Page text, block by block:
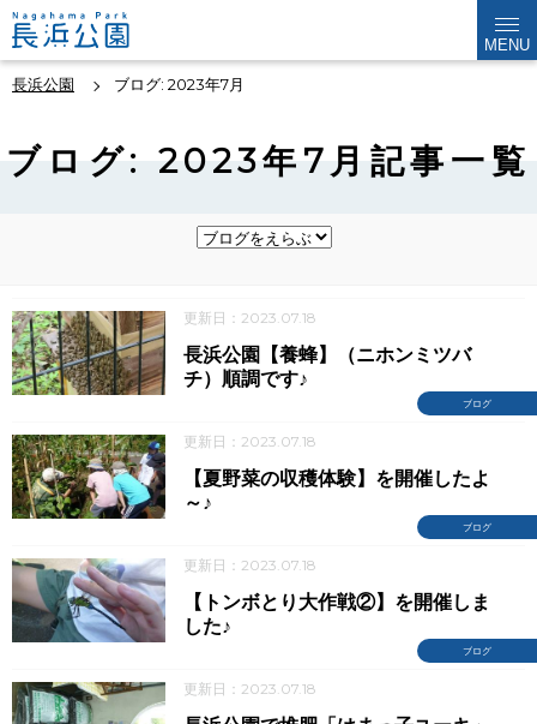
MENU
長浜公園 ブログ: 2023年7月
ブログ: 2023年7月記事一覧
更新日：2023.07.18
ブログ
長浜公園【養蜂】（ニホンミツバ
チ）順調です♪
更新日：2023.07.18
ブログ
【夏野菜の収穫体験】を開催したよ
～♪
更新日：2023.07.18
ブログ
【トンボとり大作戦②】を開催しま
した♪
更新日：2023.07.18